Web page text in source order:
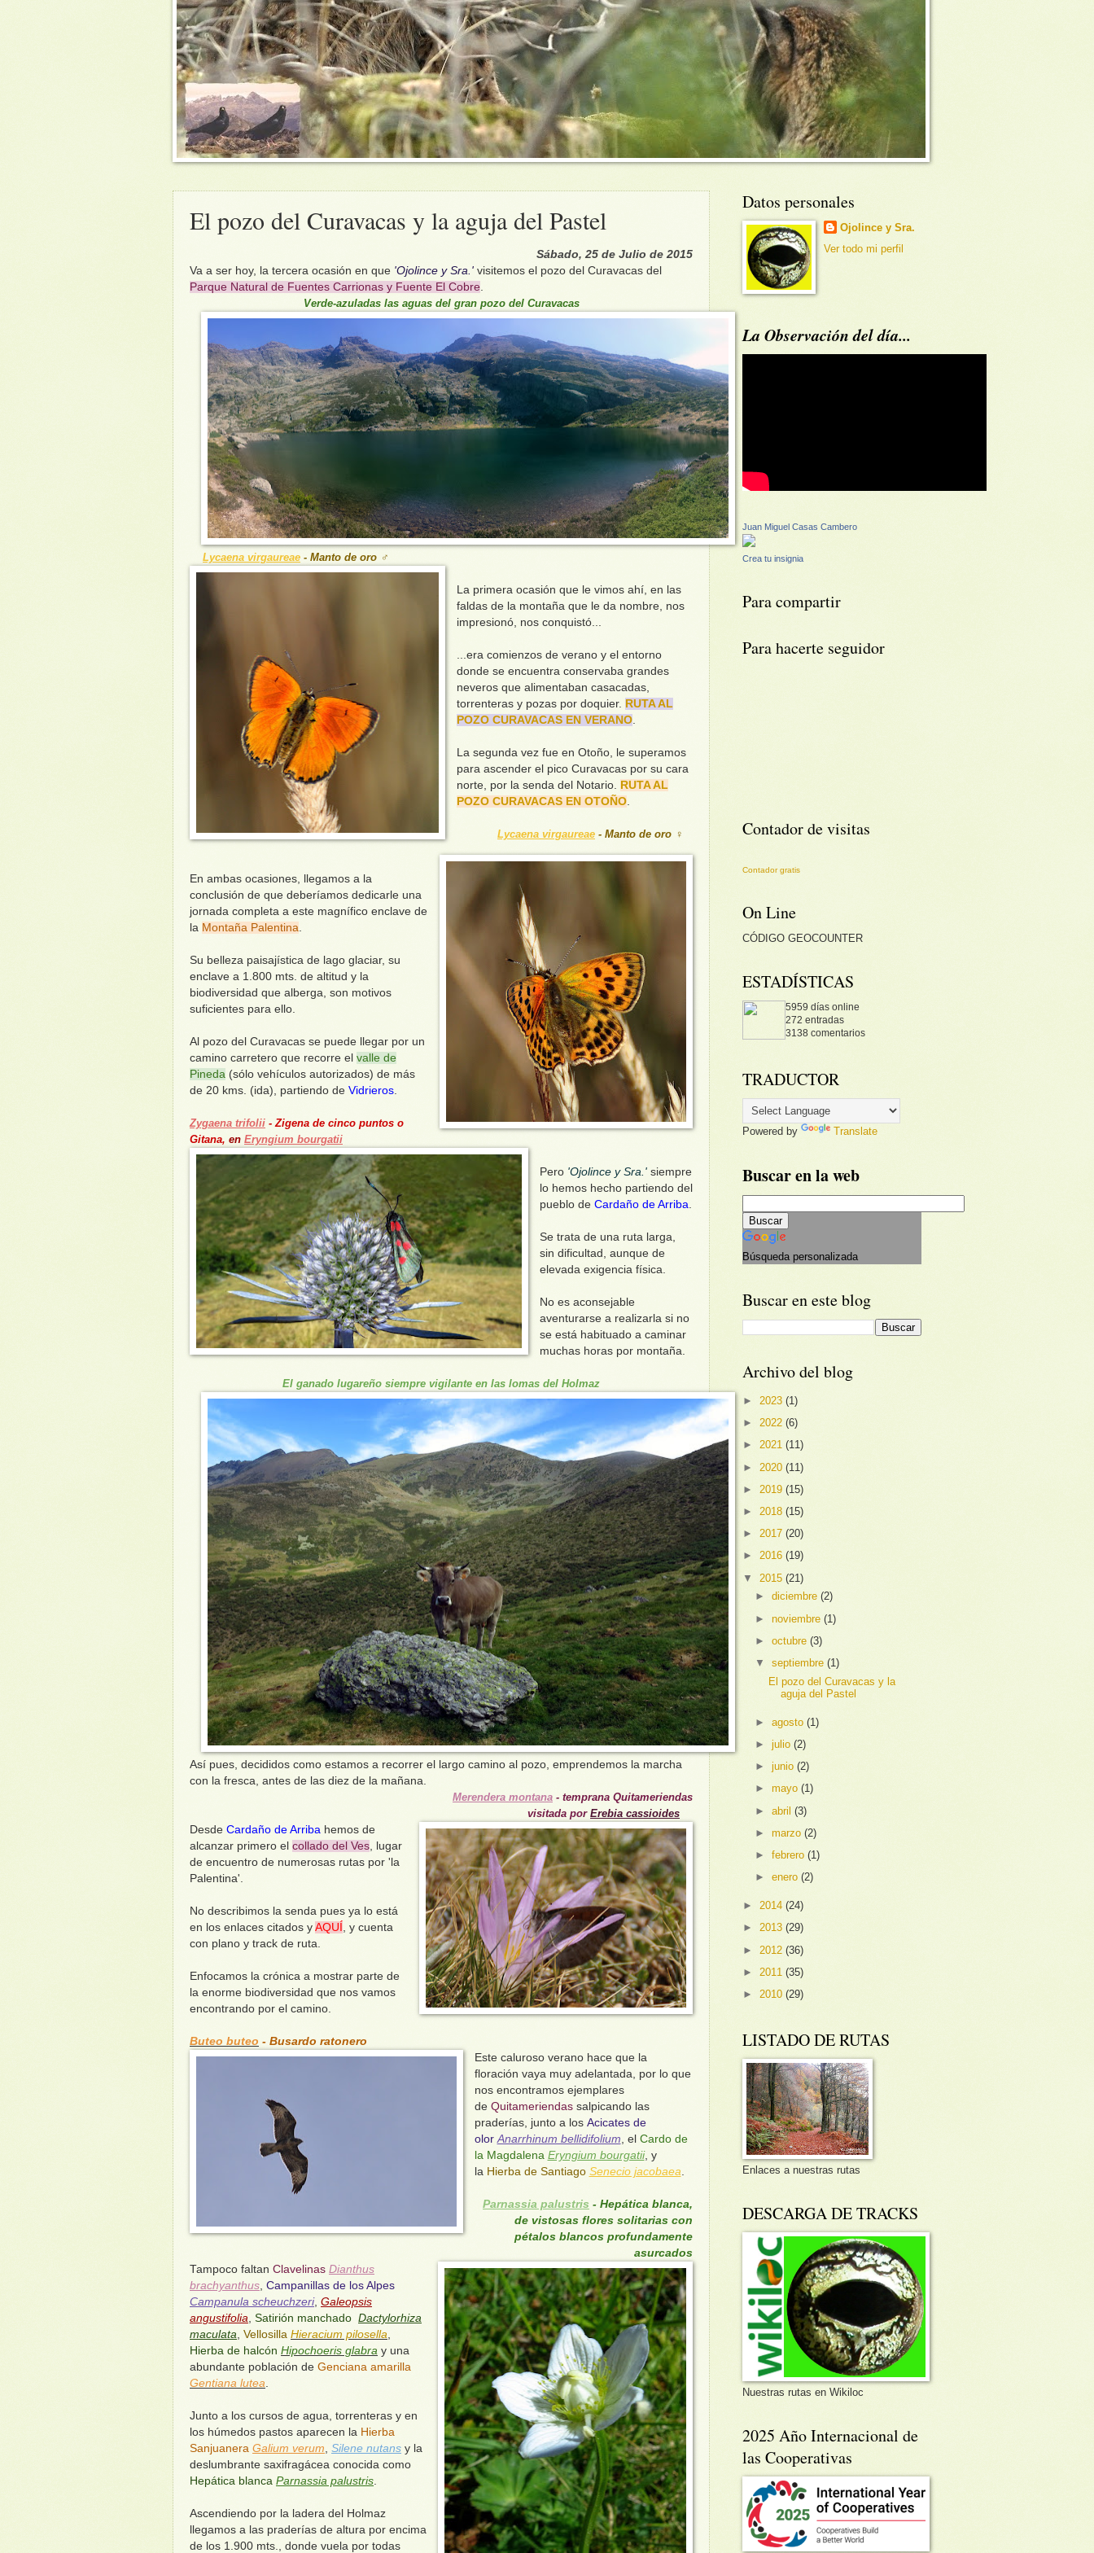
El pozo del Curavacas y la aguja del Pastel
Sábado, 25 de Julio de 2015
Va a ser hoy, la tercera ocasión en que 'Ojolince y Sra.' visitemos el pozo del Curavacas del
Parque Natural de Fuentes Carrionas y Fuente El Cobre
Verde-azuladas las aguas del gran pozo del Curavacas
Lycaena virgaureae - Manto de oro ♂
La primera ocasión que le vimos ahí, en las
faldas de la montaña que le da nombre, nos
impresionó, nos conquistó...
...era comienzos de verano y el entorno
donde se encuentra conservaba grandes
neveros que alimentaban casacadas,
torrenteras y pozas por doquier.
RUTA AL
POZO CURAVACAS EN VERANO.
La segunda vez fue en Otoño, le superamos
para ascender el pico Curavacas por su cara
norte, por la senda del Notario.
RUTA AL
POZO CURAVACAS EN OTOÑO.
Lycaena virgaureae - Manto de oro ♀
En ambas ocasiones, llegamos a la
conclusión de que deberíamos dedicarle una
jornada completa a este magnífico enclave de
la Montaña Palentina.
Su belleza paisajística de lago glaciar, su
enclave a 1.800 mts. de altitud y la
biodiversidad que alberga, son motivos
suficientes para ello.
Al pozo del Curavacas se puede llegar por un
camino carretero que recorre el valle de
Pineda (sólo vehículos autorizados) de más
de 20 kms. (ida), partiendo de Vidrieros.
Zygaena trifolii - Zigena de cinco puntos o
Gitana, en Eryngium bourgatii
Pero 'Ojolince y Sra.'siempre
lo hemos hecho partiendo del
pueblo de Cardaño de Arriba.
Se trata de una ruta larga,
sin dificultad, aunque de
elevada exigencia física.
No es aconsejable
aventurarse a realizarla si no
se está habituado a caminar
muchas horas por montaña.
El ganado lugareño siempre vigilante en las lomas del Holmaz
Así pues, decididos como estamos a recorrer el largo camino al pozo, emprendemos la marcha
con la fresca, antes de las diez de la mañana.
Merendera montana - temprana Quitameriendas
visitada por Erebia cassioides
Desde Cardaño de Arriba hemos de
alcanzar primero el collado del Ves, lugar
de encuentro de numerosas rutas por 'la
Palentina'.
No describimos la senda pues ya lo está
en los enlaces citados y AQUÍ , y cuenta
con plano y track de ruta.
Enfocamos la crónica a mostrar parte de
la enorme biodiversidad que nos vamos
encontrando por el camino.
Buteo buteo - Busardo ratonero
Este caluroso verano hace que la
floración vaya muy adelantada, por lo que
nos encontramos ejemplares
de Quitameriendassalpicando las
praderías, junto a los Acicates de
olor Anarrhinum bellidifolium, el Cardo de
la Magdalena Eryngium bourgatii, y
la Hierba de Santiago Senecio jacobaea.
Parnassia palustris - Hepática blanca,
de vistosas flores solitarias con
pétalos blancos profundamente
asurcados
Tampoco faltan Clavelinas Dianthus
brachyanthus, Campanillas de los Alpes
Campanula scheuchzeri, Galeopsis
angustifolia, Satirión manchado Dactylorhiza
maculata, Vellosilla Hieracium pilosella,
Hierba de halcón Hipochoeris glabra y una
abundante población de Genciana amarilla
Gentiana lutea.
Junto a los cursos de agua, torrenteras y en
los húmedos pastos aparecen la Hierba
Sanjuanera Galium verum, Silene nutans y la
deslumbrante saxifragácea conocida como
Hepática blanca Parnassia palustris.
Ascendiendo por la ladera del Holmaz
llegamos a las praderías de altura por encima
de los 1.900 mts., donde vuela por todas
Datos personales
Ojolince y Sra.
Ver todo mi perfil
La Observación del día...
Juan Miguel Casas Cambero
Crea tu insignia
Para compartir
Para hacerte seguidor
Contador de visitas
Contador gratis
On Line
CÓDIGO GEOCOUNTER
ESTADÍSTICAS
5959 días online
272 entradas
3138 comentarios
TRADUCTOR
Powered by Translate
Buscar en la web
Búsqueda personalizada
Buscar en este blog
Archivo del blog
► 2023 (1)
► 2022 (6)
► 2021 (11)
► 2020 (11)
► 2019 (15)
► 2018 (15)
► 2017 (20)
► 2016 (19)
▼ 2015 (21)
►diciembre(2)
►noviembre(1)
►octubre(3)
▼septiembre(1)
El pozo del Curavacas y la
aguja del Pastel
►agosto(1)
►julio(2)
►junio(2)
►mayo(1)
►abril(3)
►marzo(2)
►febrero(1)
►enero(2)
► 2014 (24)
► 2013 (29)
► 2012 (36)
► 2011 (35)
► 2010 (29)
LISTADO DE RUTAS
Enlaces a nuestras rutas
DESCARGA DE TRACKS
Nuestras rutas en Wikiloc
2025 Año Internacional de
las Cooperativas